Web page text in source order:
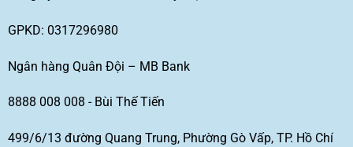
GPKD: 0317296980
Ngân hàng Quân Đội – MB Bank
8888 008 008 - Bùi Thế Tiến
499/6/13 đường Quang Trung, Phường Gò Vấp, TP. Hồ Chí